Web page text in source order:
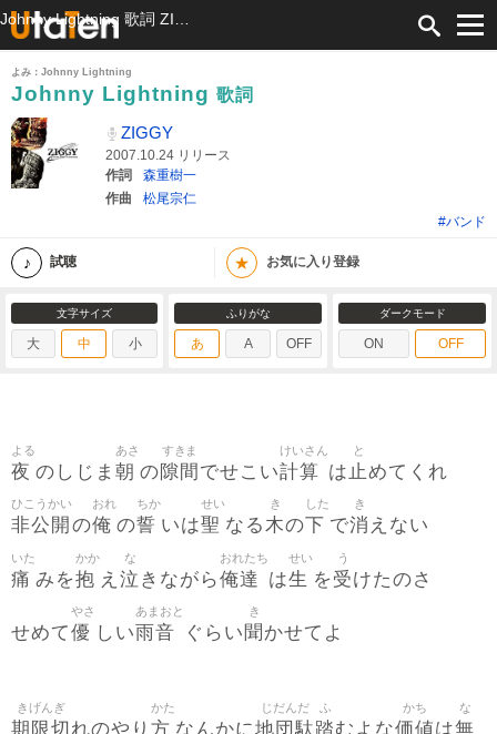
よみ：Johnny Lightning
Johnny Lightning 歌詞
ZIGGY
2007.10.24 リリース
作詞
森重樹一
作曲
松尾宗仁
#バンド
試聴 ★ お気に入り登録
文字サイズ
大 中 小
ふりがな
あ A OFF
ダークモード
ON OFF
夜
よる
のしじま 朝
あさ
の隙間
すきま
でせこい計算
けいさん
は止
と
めてくれ
非公開
ひこうかい
の俺
おれ
の誓
ちか
いは聖
せい
なる木
き
の下
した
で消
き
えない
痛
いた
みを抱
かか
え 泣
な
きながら俺達
おれたち
は生
せい
を受
う
けたのさ
せめて優
やさ
しい雨音
あまおと
ぐらい 聞
き
かせてよ
期限切
きげんぎ
方
かた
地団駄
じだんだ
踏
ふ
価値
かち
無
な